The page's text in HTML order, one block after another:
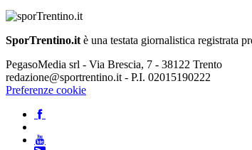
SporTrentino.it è una testata giornalistica registrata
PegasoMedia srl - Via Brescia, 7 - 38122 Trento
redazione@sportrentino.it - P.I. 02015190222
Preferenze cookie